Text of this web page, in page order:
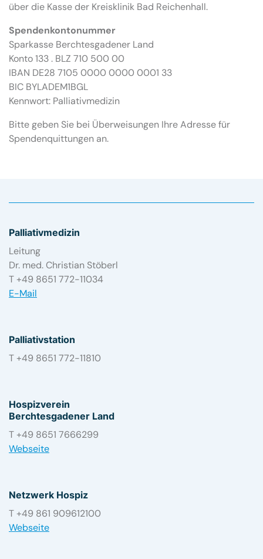
über die Kasse der Kreisklinik Bad Reichenhall.
Spendenkontonummer
Sparkasse Berchtesgadener Land
Konto 133 . BLZ 710 500 00
IBAN DE28 7105 0000 0000 0001 33
BIC BYLADEM1BGL
Kennwort: Palliativmedizin
Bitte geben Sie bei Überweisungen Ihre Adresse für
Spendenquittungen an.
Palliativmedizin
Leitung
Dr. med. Christian Stöberl
T +49 8651 772-11034
E-Mail
Palliativstation
T +49 8651 772-11810
Hospizverein
Berchtesgadener Land
T +49 8651 7666299
Webseite
Netzwerk Hospiz
T +49 861 909612100
Webseite